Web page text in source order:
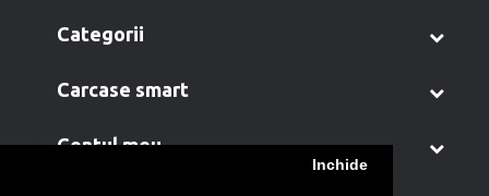
Inchide
categorii
carcase smart
contul meu